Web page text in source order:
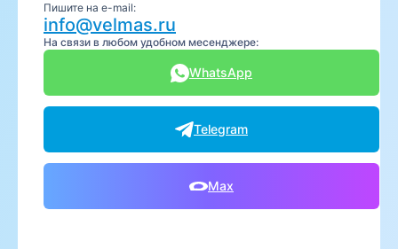
Пишите на e-mail:
info@velmas.ru
На связи в любом удобном месенджере:
WhatsApp
Telegram
Max